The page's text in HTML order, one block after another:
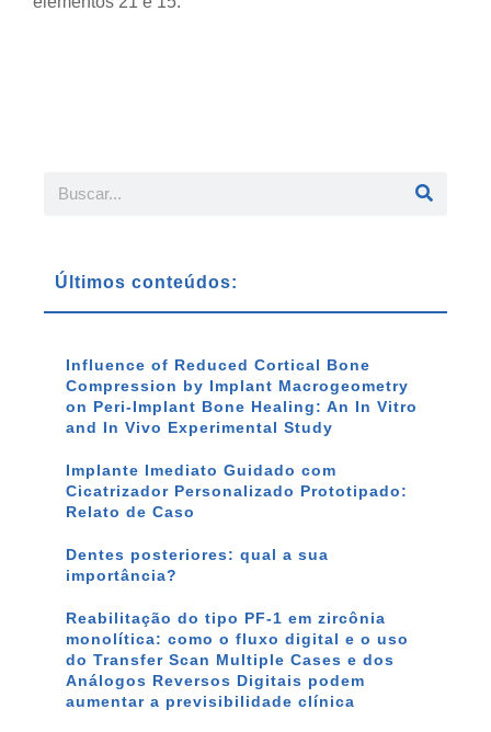
Últimos conteúdos:
Influence of Reduced Cortical Bone
Compression by Implant Macrogeometry
on Peri-Implant Bone Healing: An In Vitro
and In Vivo Experimental Study
Implante Imediato Guidado com
Cicatrizador Personalizado Prototipado:
Relato de Caso
Dentes posteriores: qual a sua
importância?
Reabilitação do tipo PF-1 em zircônia
monolítica: como o fluxo digital e o uso
do Transfer Scan Multiple Cases e dos
Análogos Reversos Digitais podem
aumentar a previsibilidade clínica